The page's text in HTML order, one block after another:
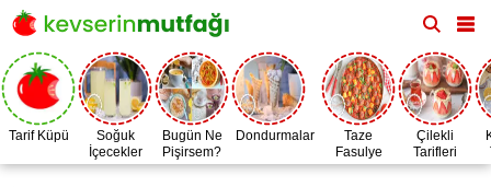
Tarif Küpü
Soğuk
İçecekler
Bugün Ne
Pişirsem?
Dondurmalar
Taze
Fasulye
Zamanı
Çilekli
Tarifleri